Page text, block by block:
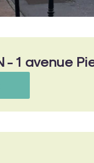
- 1 avenue